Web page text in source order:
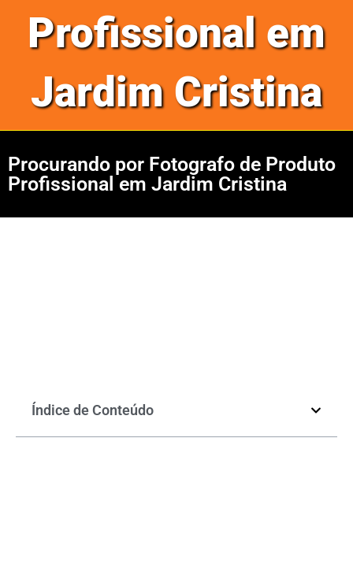
Profissional em
Jardim Cristina
Procurando por Fotografo de Produto
Profissional em Jardim Cristina
Índice de Conteúdo